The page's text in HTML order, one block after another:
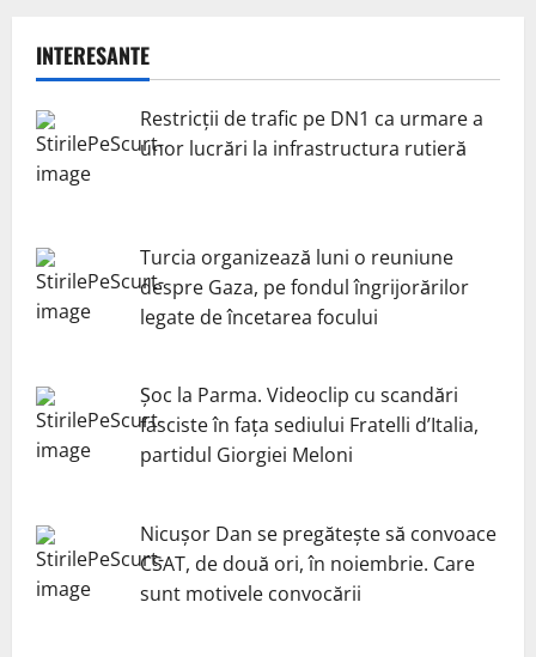
INTERESANTE
Restricții de trafic pe DN1 ca urmare a
unor lucrări la infrastructura rutieră
Turcia organizează luni o reuniune
despre Gaza, pe fondul îngrijorărilor
legate de încetarea focului
Șoc la Parma. Videoclip cu scandări
fasciste în fața sediului Fratelli d’Italia,
partidul Giorgiei Meloni
Nicuşor Dan se pregăteşte să convoace
CSAT, de două ori, în noiembrie. Care
sunt motivele convocării